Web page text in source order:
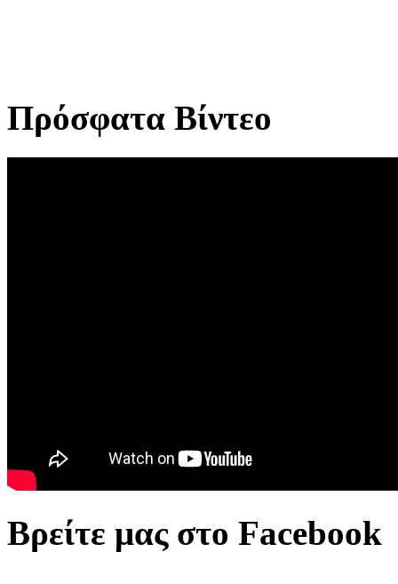
Πρόσφατα Βίντεο
Βρείτε μας στο Facebook